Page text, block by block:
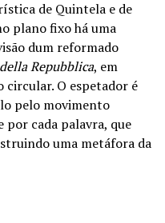
de Quintela e de
plano fixo há uma
dum reformado
Repubblica, em
O espetador é
pelo movimento
cada palavra, que
uma metáfora da